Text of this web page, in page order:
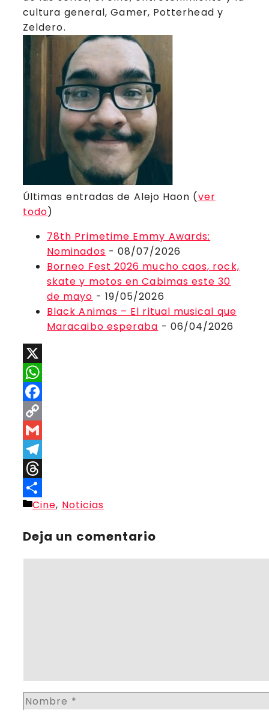
cultura general, Gamer, Potterhead y
Zeldero.
Últimas entradas de Alejo Haon (ver
todo)
78th Primetime Emmy Awards:
Nominados - 08/07/2026
Borneo Fest 2026 mucho caos, rock,
skate y motos en Cabimas este 30
de mayo - 19/05/2026
Black Animas – El ritual musical que
Maracaibo esperaba - 06/04/2026
X
WhatsApp
Facebook
Copy
Link
Gmail
Telegram
Threads
Compartir
Categorías
Cine, Noticias
Deja un comentario
Nombre